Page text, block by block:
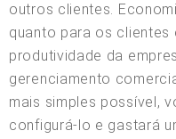
outros clientes.
quanto para os clientes
produtividade da
gerenciamento
mais simples possível,
configurá-lo e gastará